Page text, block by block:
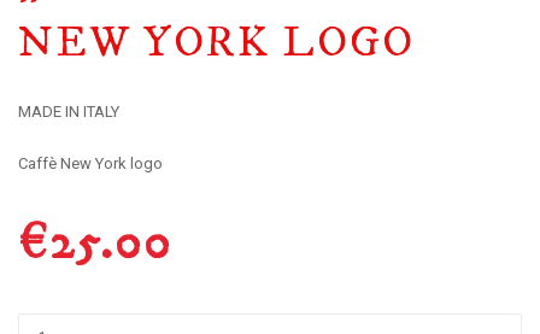
NEW YORK LOGO
MADE IN ITALY
Caffè New York logo
€25.00